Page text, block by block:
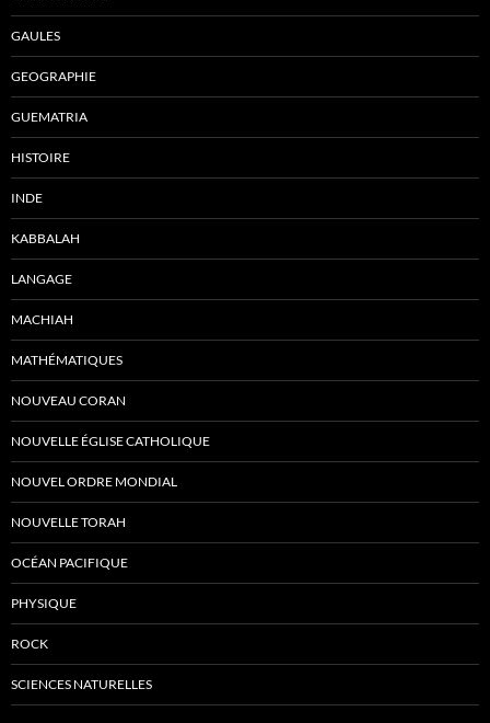
GAULES
GEOGRAPHIE
GUEMATRIA
HISTOIRE
INDE
KABBALAH
LANGAGE
MACHIAH
MATHÉMATIQUES
NOUVEAU CORAN
NOUVELLE ÉGLISE CATHOLIQUE
NOUVEL ORDRE MONDIAL
NOUVELLE TORAH
OCÉAN PACIFIQUE
PHYSIQUE
ROCK
SCIENCES NATURELLES